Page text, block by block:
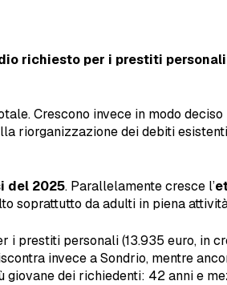
richiesto per i prestiti
Crescono invece in modo
riorganizzazione dei debiti
del 2025. Parallelamente cresce l’
soprattutto da adulti in piena
i prestiti personali (13.935 euro, in
invece a Sondrio, mentre
giovane dei richiedenti: 42 anni e